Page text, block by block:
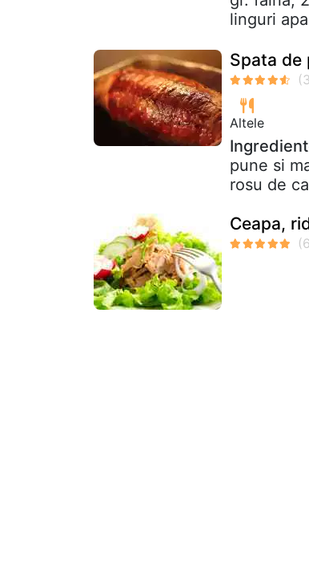
linguri
Spata de
Altele
pune si
rosu de
Ceapa,